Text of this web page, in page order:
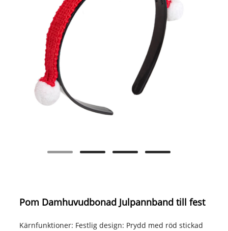
Pom Damhuvudbonad Julpannband till fest
Kärnfunktioner: Festlig design: Prydd med röd stickad